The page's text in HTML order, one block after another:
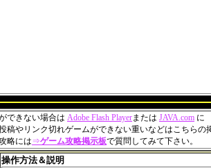
できない場合は Adobe Flash Playerまたは JAVA.com に
稿やリンク切れゲームができない重いなどはこちら
略には⇒ゲーム攻略掲示板で質問してみて下さい。
操作方法＆説明